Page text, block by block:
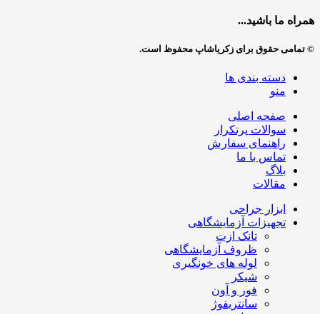
همراه ما باشید...
© تمامی حقوق برای زکریاشاپ محفوظ است.
دسته بندی ها
منو
صفحه اصلی
سوالات پرتکرار
راهنمای سفارش
تماس با ما
بلاگ
مقالات
ابزار جراحی
تجهیزات آزمایشگاهی
تانک ازت
ظروف آزمایشگاهی
لوله های خونگیری
شیکر
فور و آون
سانتریفوژ